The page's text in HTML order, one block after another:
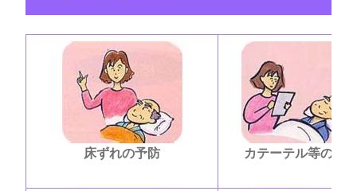
床ずれの予防 カテーテル等の管